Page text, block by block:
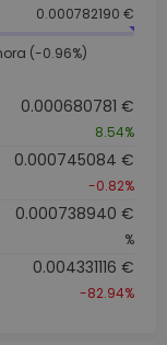
0.000782190 €
(-0.96%)
0.000680781 €
8.54%
0.000745084 €
-0.82%
0.000738940 €
%
0.004331116 €
-82.94%